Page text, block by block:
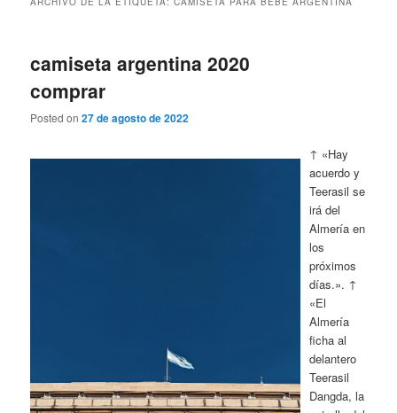
camiseta argentina 2020
comprar
Posted on27 de agosto de 2022
↑ «Hay
acuerdo y
Teerasil se
irá del
Almería en
los
próximos
días.». ↑
«El
Almería
ficha al
delantero
Teerasil
Dangda, la